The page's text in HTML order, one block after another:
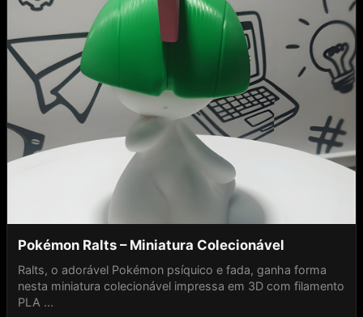
Pokémon Ralts – Miniatura Colecionável
Ralts, o adorável Pokémon psíquico e fada, ganha forma
nesta miniatura colecionável impressa em 3D com filamento
PLA ...